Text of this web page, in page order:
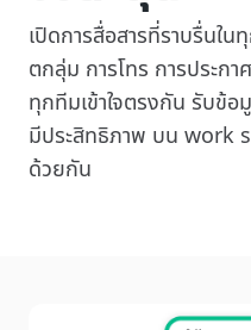
เปิดการสื่อสารที่ราบรื่นใ
ตกลุ่ม การโทร การประก
ทุกทีมเข้าใจตรงกัน รับข้อ
มีประสิทธิภาพ บน work
ด้วยกัน